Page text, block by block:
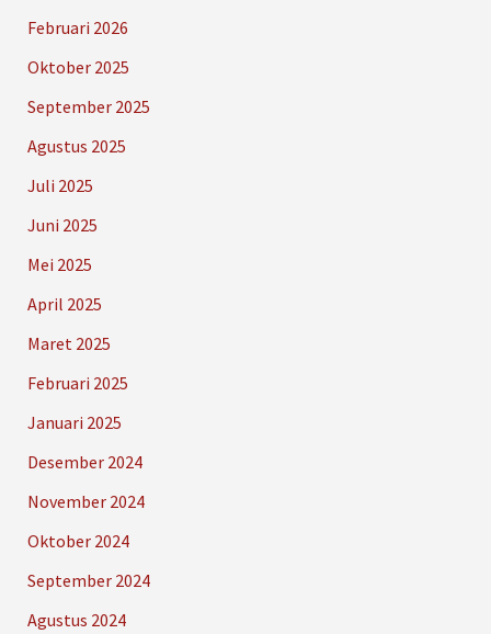
Februari 2026
Oktober 2025
September 2025
Agustus 2025
Juli 2025
Juni 2025
Mei 2025
April 2025
Maret 2025
Februari 2025
Januari 2025
Desember 2024
November 2024
Oktober 2024
September 2024
Agustus 2024